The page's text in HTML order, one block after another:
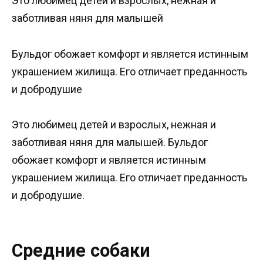
заботливая няня для малышей
Бульдог обожает комфорт и является истинным
украшением жилища. Его отличает преданность
и добродушие
Это любимец детей и взрослых, нежная и
заботливая няня для малышей. Бульдог
обожает комфорт и является истинным
украшением жилища. Его отличает преданность
и добродушие.
Средние собаки